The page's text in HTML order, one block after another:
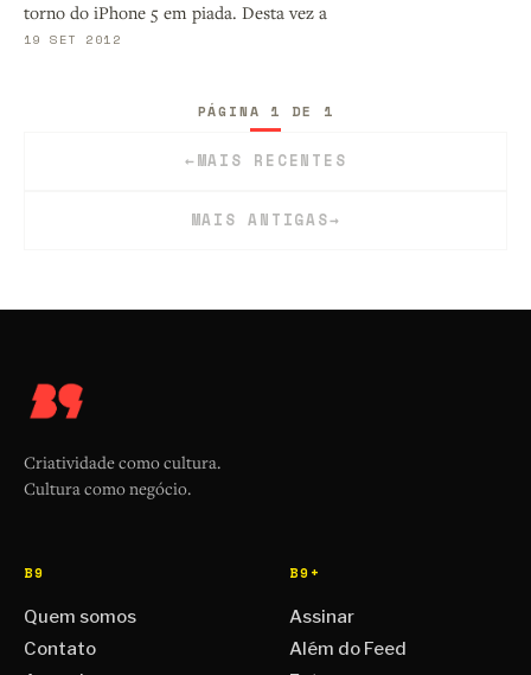
torno do iPhone 5 em piada. Desta vez a
19 SET 2012
←MAIS RECENTES
PÁGINA 1 DE 1
MAIS ANTIGAS→
Criatividade como cultura.
Cultura como negócio.
B9
Quem somos
Contato
B9+
Assinar
Além do Feed